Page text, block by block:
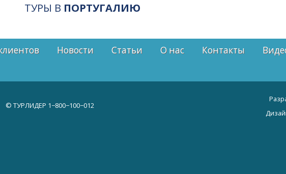
ТУРЫ В ПОРТУГАЛИЮ
Новости Статьи О нас Контакты
© ТУРЛИДЕР 1−800−100−012